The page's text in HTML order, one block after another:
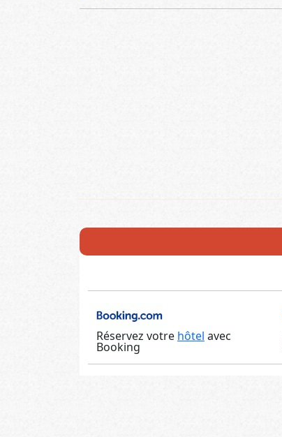
Réservez votre hôtel avec
Booking